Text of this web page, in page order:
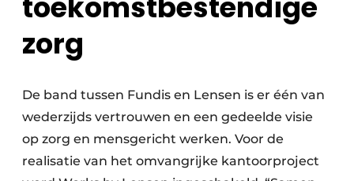
zorg
De band tussen Fundis en Lensen is er één van
wederzijds vertrouwen en een gedeelde visie
op zorg en mensgericht werken. Voor de
realisatie van het omvangrijke kantoorproject